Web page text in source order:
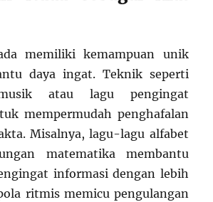
memiliki kemampuan unik
daya ingat. Teknik seperti
atau lagu pengingat
mempermudah penghafalan
Misalnya, lagu-lagu alfabet
matematika membantu
informasi dengan lebih
ritmis memicu pengulangan